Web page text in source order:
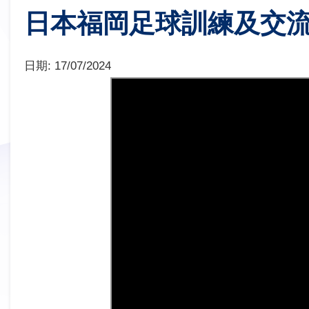
日本福岡足球訓練及交
日期: 17/07/2024